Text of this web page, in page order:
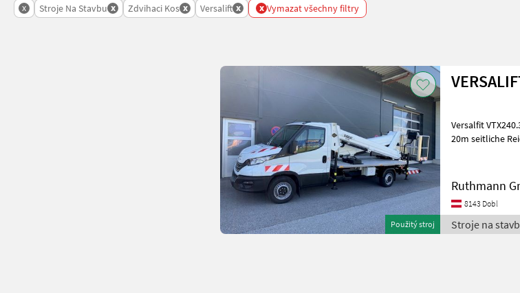
x Stroje Na Stavbu x Zdvihaci Kos x Versalift x x Vymazat všechny filtry
Použitý stroj
Versalfit
20m seitliche
Ruthmann
8143 Dobl
Stroje na